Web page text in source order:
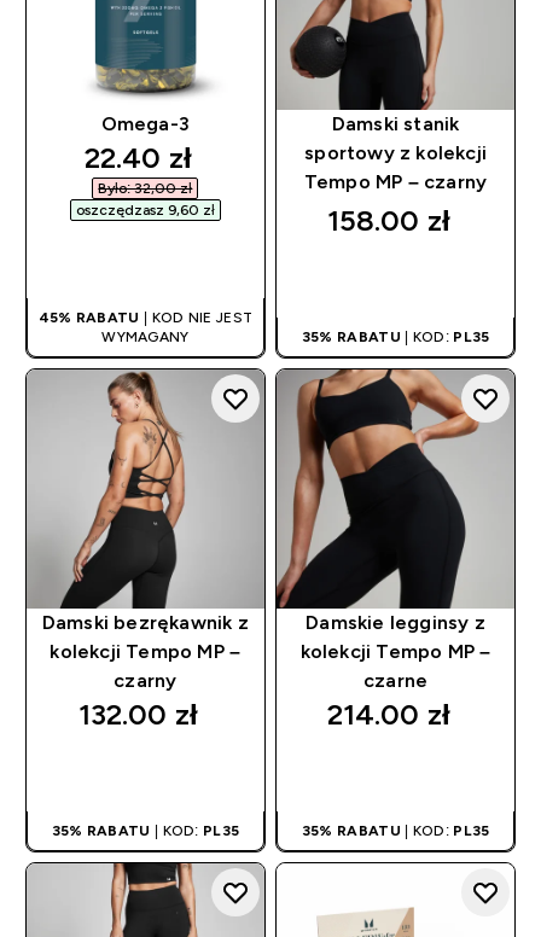
Omega-3
discounted price
22.40 zł‎
Było: 32,00 zł‎
oszczędzasz 9,60 zł‎
45% RABATU
| KOD NIE JEST
WYMAGANY
Damski stanik
sportowy z kolekcji
Tempo MP – czarny
158.00 zł‎
35% RABATU | KOD: PL35
Damski bezrękawnik z
kolekcji Tempo MP –
czarny
132.00 zł‎
35% RABATU | KOD: PL35
Damskie legginsy z
kolekcji Tempo MP –
czarne
214.00 zł‎
35% RABATU | KOD: PL35